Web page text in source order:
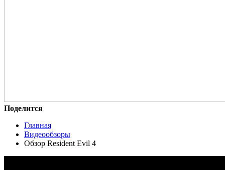
Поделится
Главная
Видеообзоры
Обзор Resident Evil 4